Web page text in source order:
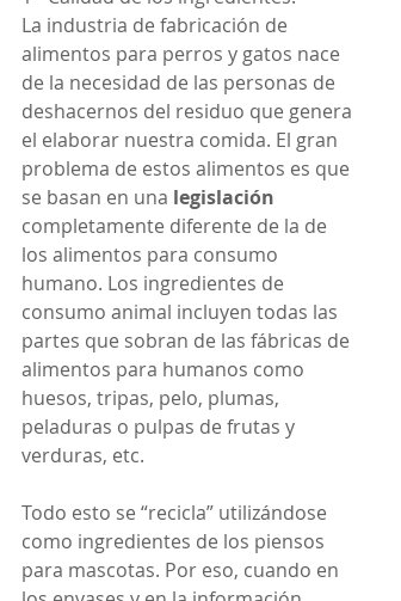
La industria de fabricación de
alimentos para perros y gatos nace
de la necesidad de las personas de
deshacernos del residuo que genera
el elaborar nuestra comida. El gran
problema de estos alimentos es que
se basan en una legislación
completamente diferente de la de
los alimentos para consumo
humano. Los ingredientes de
consumo animal incluyen todas las
partes que sobran de las fábricas de
alimentos para humanos como
huesos, tripas, pelo, plumas,
peladuras o pulpas de frutas y
verduras, etc.
Todo esto se “recicla” utilizándose
como ingredientes de los piensos
para mascotas. Por eso, cuando en